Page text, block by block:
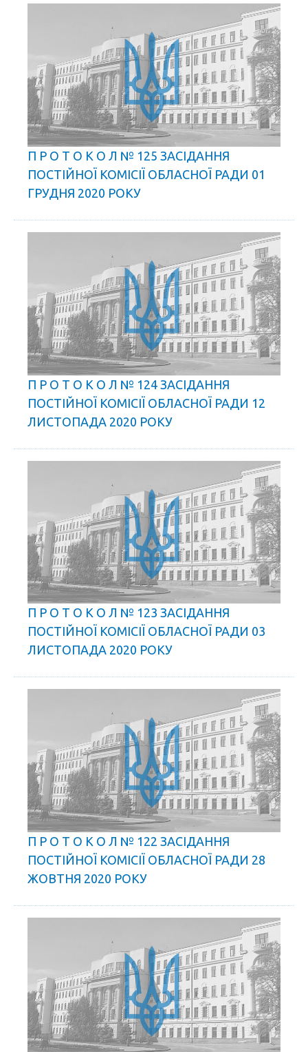
П Р О Т О К О Л № 125 ЗАСІДАННЯ
ПОСТІЙНОЇ КОМІСІЇ ОБЛАСНОЇ РАДИ 01
ГРУДНЯ 2020 РОКУ
П Р О Т О К О Л № 124 ЗАСІДАННЯ
ПОСТІЙНОЇ КОМІСІЇ ОБЛАСНОЇ РАДИ 12
ЛИСТОПАДА 2020 РОКУ
П Р О Т О К О Л № 123 ЗАСІДАННЯ
ПОСТІЙНОЇ КОМІСІЇ ОБЛАСНОЇ РАДИ 03
ЛИСТОПАДА 2020 РОКУ
П Р О Т О К О Л № 122 ЗАСІДАННЯ
ПОСТІЙНОЇ КОМІСІЇ ОБЛАСНОЇ РАДИ 28
ЖОВТНЯ 2020 РОКУ